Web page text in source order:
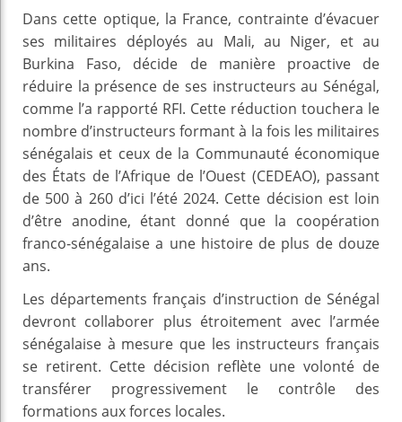
Dans cette optique, la France, contrainte d’évacuer
ses militaires déployés au Mali, au Niger, et au
Burkina Faso, décide de manière proactive de
réduire la présence de ses instructeurs au Sénégal,
comme l’a rapporté RFI. Cette réduction touchera le
nombre d’instructeurs formant à la fois les militaires
sénégalais et ceux de la Communauté économique
des États de l’Afrique de l’Ouest (CEDEAO), passant
de 500 à 260 d’ici l’été 2024. Cette décision est loin
d’être anodine, étant donné que la coopération
franco-sénégalaise a une histoire de plus de douze
ans.
Les départements français d’instruction de Sénégal
devront collaborer plus étroitement avec l’armée
sénégalaise à mesure que les instructeurs français
se retirent. Cette décision reflète une volonté de
transférer progressivement le contrôle des
formations aux forces locales.